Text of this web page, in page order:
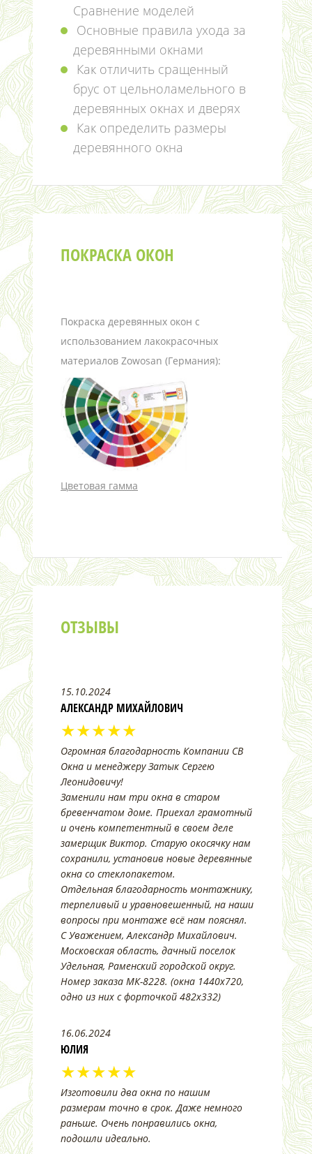
Сравнение моделей
Основные правила ухода за
деревянными окнами
Как отличить сращенный
брус от цельноламельного в
деревянных окнах и дверях
Как определить размеры
деревянного окна
ПОКРАСКА ОКОН
Покраска деревянных окон с
использованием лакокрасочных
материалов Zowosan (Германия):
Цветовая гамма
ОТЗЫВЫ
15.10.2024
АЛЕКСАНДР МИХАЙЛОВИЧ
★★★★★
Огромная благодарность Компании СВ
Окна и менеджеру Затык Сергею
Леонидовичу!
Заменили нам три окна в старом
бревенчатом доме. Приехал грамотный
и очень компетентный в своем деле
замерщик Виктор. Старую окосячку нам
сохранили, установив новые деревянные
окна со стеклопакетом.
Отдельная благодарность монтажнику,
терпеливый и уравновешенный, на наши
вопросы при монтаже всё нам пояснял.
С Уважением, Александр Михайлович.
Московская область, дачный поселок
Удельная, Раменский городской округ.
Номер заказа МК-8228. (окна 1440х720,
одно из них с форточкой 482х332)
16.06.2024
ЮЛИЯ
★★★★★
Изготовили два окна по нашим
размерам точно в срок. Даже немного
раньше. Очень понравились окна,
подошли идеально.